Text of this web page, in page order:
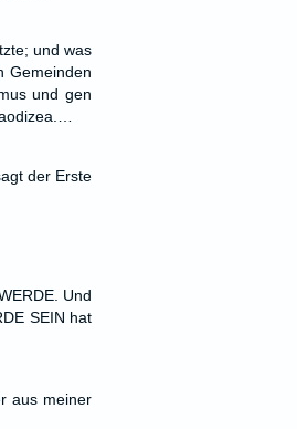
und was
Gemeinden
und gen
der Erste
Und
SEIN hat
aus meiner